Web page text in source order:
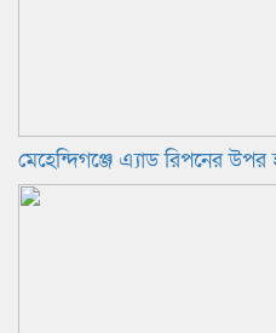
মেহেন্দিগঞ্জে এ্যাড রিপনের